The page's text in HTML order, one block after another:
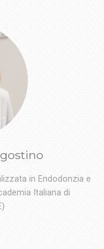
in Endodonzia e
Italiana di